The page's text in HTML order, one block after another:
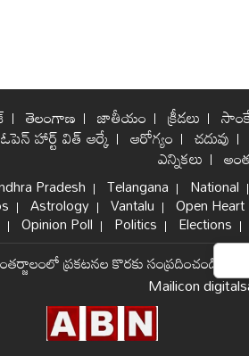
తెలంగాణ జాతీయం క్రీడలు
ఓపెన్ హార్ట్ విత్ ఆర్కే ఆరోగ్యం చదువు
ఎన్నికలు
Pradesh Telangana National
Astrology Vantalu Open Heart
Opinion Poll Politics Elections
ప్రకటనల కొరకు సంప్రదించండి
Mailicon